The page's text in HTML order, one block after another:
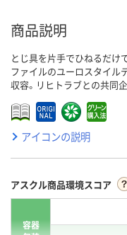
商品説明
とじ具を片手でひねるだけ
ファイルのユーロスタイル
収容。リヒトラブとの共同企
アイコンの説明
アスクル商品環境スコア
容器